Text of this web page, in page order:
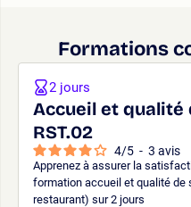
Formations
Accueil et qualité
RST.02
4/5 - 3 avis
Apprenez à assurer la
formation accueil et qualité de
restaurant) sur 2 jours
2 jours